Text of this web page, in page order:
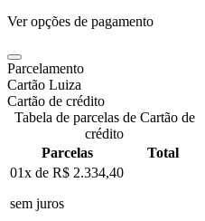
Ver opções de pagamento
Parcelamento
Cartão Luiza
Cartão de crédito
Tabela de parcelas de Cartão de
crédito
Parcelas
Total
01x de R$ 2.334,40
sem juros